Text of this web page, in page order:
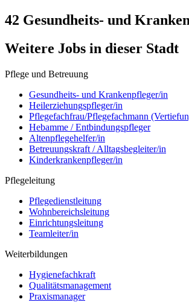
42 Gesundheits- und
Weitere Jobs in dieser Stadt
Pflege und Betreuung
Gesundheits- und Krankenpfleger/in
Heilerziehungspfleger/in
Pflegefachfrau/Pflegefachmann
Hebamme / Entbindungspfleger
Altenpflegehelfer/in
Betreuungskraft / Alltagsbegleiter/in
Kinderkrankenpfleger/in
Pflegeleitung
Pflegedienstleitung
Wohnbereichsleitung
Einrichtungsleitung
Teamleiter/in
Weiterbildungen
Hygienefachkraft
Qualitätsmanagement
Praxismanager